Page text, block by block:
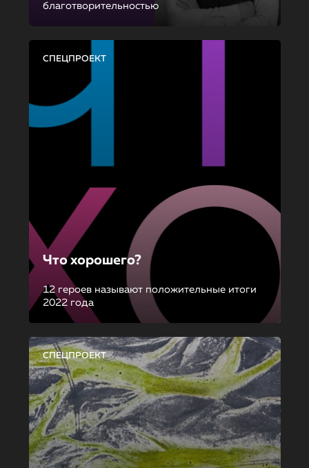
благотворительностью
СПЕЦПРОЕКТ
Что хорошего?
12 героев называют положительные итоги
2022 года
СПЕЦПРОЕКТ